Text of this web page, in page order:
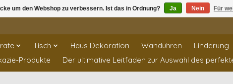
Tisch Haus Dekoration Wanduhren Linderung
Produkte
Der ultimative Leitfaden zur Auswahl des
um den Webshop zu verbessern. Ist das in Ordnung? Ja Nein Für